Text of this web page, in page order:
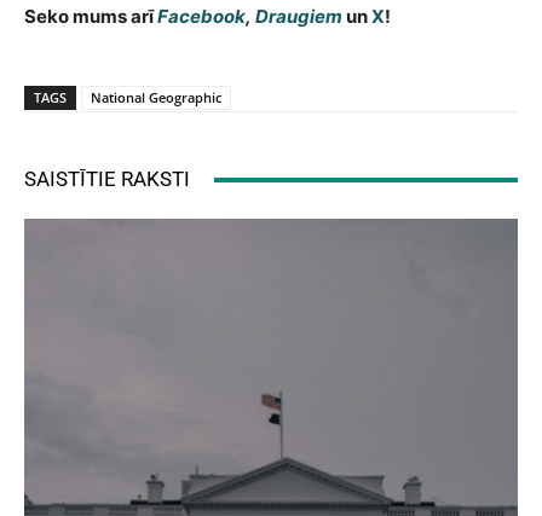
Seko mums arīFacebook, Draugiem unX!
TAGS National Geographic
SAISTĪTIE RAKSTI